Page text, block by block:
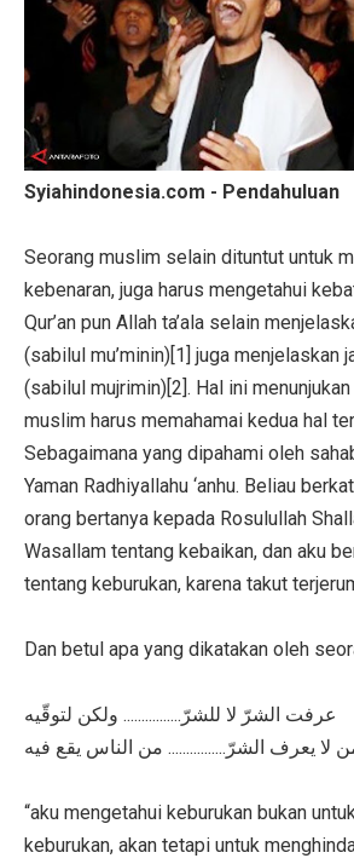
Syiahindonesia.com - Pendahuluan
Seorang muslim selain dituntut untuk
kebenaran, juga harus mengetahui
Qur’an pun Allah ta’ala selain
(sabilul mu’minin)[1] juga menjelaskan
(sabilul mujrimin)[2]. Hal ini
muslim harus memahamai kedua hal
Sebagaimana yang dipahami oleh
Yaman Radhiyallahu ‘anhu. Beliau
orang bertanya kepada Rosulullah
Wasallam tentang kebaikan, dan aku
tentang keburukan, karena takut
Dan betul apa yang dikatakan oleh
عرفت الشرّ لا للشرّ................ ولكن لتوقّيه
لا يعرف الشرّ................ من الناس يقع فيه
“aku mengetahui keburukan bukan
keburukan, akan tetapi untuk